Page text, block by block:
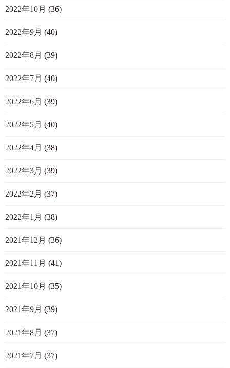
2022年10月 (36)
2022年9月 (40)
2022年8月 (39)
2022年7月 (40)
2022年6月 (39)
2022年5月 (40)
2022年4月 (38)
2022年3月 (39)
2022年2月 (37)
2022年1月 (38)
2021年12月 (36)
2021年11月 (41)
2021年10月 (35)
2021年9月 (39)
2021年8月 (37)
2021年7月 (37)